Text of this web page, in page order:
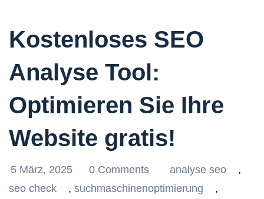
Kostenloses SEO
Analyse Tool:
Optimieren Sie Ihre
Website gratis!
5 März, 2025 0 Comments analyse seo
,
seo check
, suchmaschinenoptimierung
,